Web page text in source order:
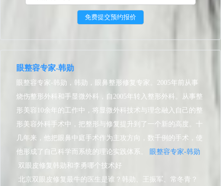
眼整容专家-韩勋
眼整容专家-韩勋，韩勋，眼鼻整形修复专家。2005年前从事
烧伤整形外科和手显微外科，自2005年转入整形外科。从事整
形美容10余年的工作中，将显微外科技术与理念融入自己的整
形美容外科手术中，把整形与修复提升到了一个新的高度。十
几年来，他把眼鼻中庭手术作为主攻方向，数千例的手术，使
他形成了自己科学而系统的理论实践体系。
眼整容专家-韩勋
双眼皮修复韩勋和李勇哪个技术好
北京双眼皮修复最牛的医生是谁？韩勋、王振军、常冬青？